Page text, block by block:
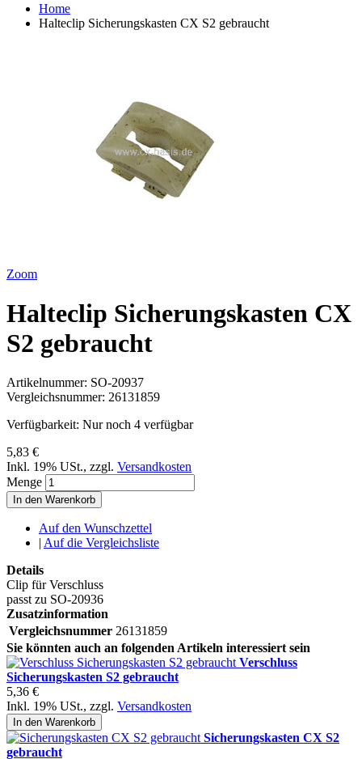
Home
Halteclip Sicherungskasten CX S2 gebraucht
Zoom
Halteclip Sicherungskasten CX
S2 gebraucht
Artikelnummer: SO-20937
Vergleichsnummer: 26131859
Verfügbarkeit: Nur noch 4 verfügbar
5,83 €
Inkl. 19% USt., zzgl. Versandkosten
Menge
In den Warenkorb
Auf den Wunschzettel
| Auf die Vergleichsliste
Details
Clip für Verschluss
passt zu SO-20936
Zusatzinformation
Vergleichsnummer 26131859
Sie könnten auch an folgenden Artikeln interessiert sein
Verschluss
Sicherungskasten S2 gebraucht
5,36 €
Inkl. 19% USt., zzgl. Versandkosten
In den Warenkorb
Sicherungskasten CX S2
gebraucht